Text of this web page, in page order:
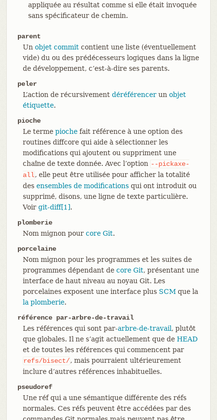
appliquée au résultat comme si elle était invoquée
sans spécificateur de chemin.
parent
Un objet commitcontient une liste (éventuellement
vide) du ou des prédécesseurs logiques dans la ligne
de développement, c’est-à-dire ses parents.
peler
L’action de récursivement déréférencerun objet
étiquette.
pioche
Le terme piochefait référence à une option des
routines diffcore qui aide à sélectionner les
modifications qui ajoutent ou suppriment une
chaîne de texte donnée. Avec l’option --pickaxe-
all, elle peut être utilisée pour afficher la totalité
des ensembles de modificationsqui ont introduit ou
supprimé, disons, une ligne de texte particulière.
Voir git-diff[1].
plomberie
Nom mignon pour core Git.
porcelaine
Nom mignon pour les programmes et les suites de
programmes dépendant de core Git, présentant une
interface de haut niveau au noyau Git. Les
porcelaines exposent une interface plus SCMque la
la plomberie.
référence par-arbre-de-travail
Les références qui sont par-arbre-de-travail, plutôt
que globales. Il ne s’agit actuellement que de HEAD
et de toutes les références qui commencent par
refs/bisect/, mais pourraient ultérieurement
inclure d’autres références inhabituelles.
pseudoref
Une réf qui a une sémantique différente des réfs
normales. Ces réfs peuvent être accédées par des